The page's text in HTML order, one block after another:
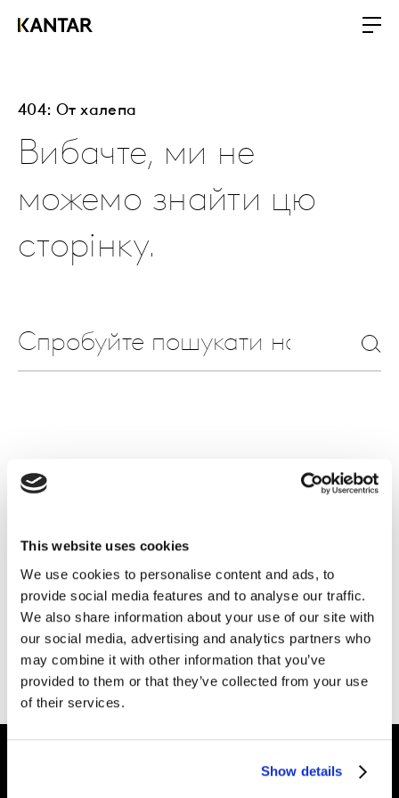
This website uses cookies
We use cookies to personalise content and ads, to
provide social media features and to analyse our traffic.
We also share information about your use of our site with
our social media, advertising and analytics partners who
may combine it with other information that you’ve
provided to them or that they’ve collected from your use
of their services.
Show details
404: От халепа
Вибачте, ми не
можемо знайти цю
сторінку.
На головну
... або пошукайте серед
нашої екпертизичисекторів, в яких ми
працюємо.
Потрібна допомога?
Написати нам.